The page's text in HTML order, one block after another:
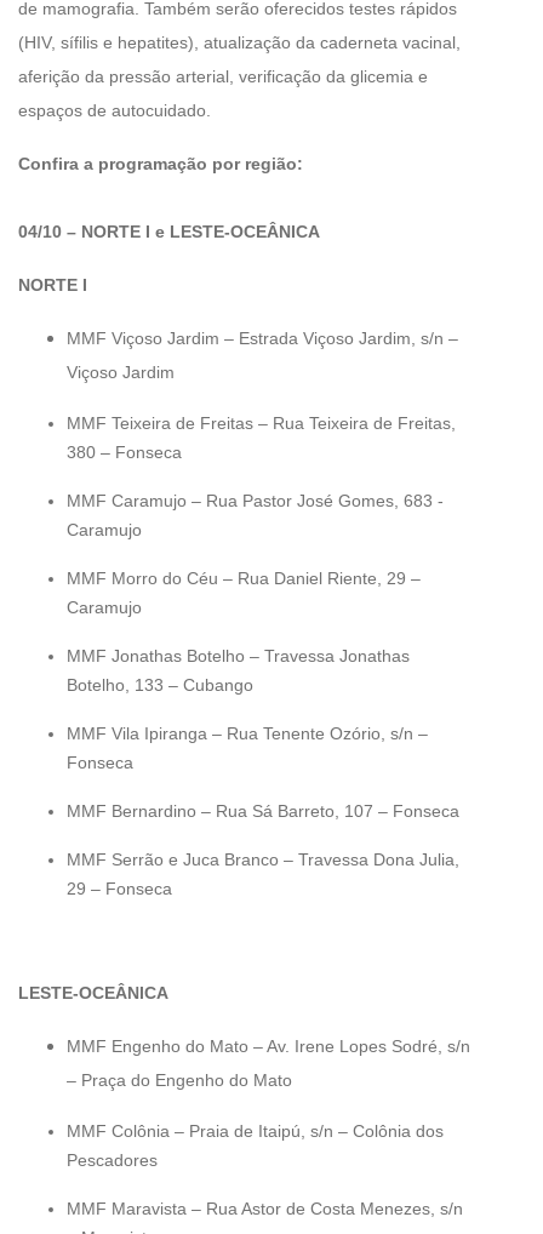
de mamografia. Também serão oferecidos testes rápidos
(HIV, sífilis e hepatites), atualização da caderneta vacinal,
aferição da pressão arterial, verificação da glicemia e
espaços de autocuidado.
Confira a programação por região:
04/10 – NORTE I e LESTE-OCEÂNICA
NORTE I
MMF Viçoso Jardim – Estrada Viçoso Jardim, s/n –
Viçoso Jardim
MMF Teixeira de Freitas – Rua Teixeira de Freitas,
380 – Fonseca
MMF Caramujo – Rua Pastor José Gomes, 683 -
Caramujo
MMF Morro do Céu – Rua Daniel Riente, 29 –
Caramujo
MMF Jonathas Botelho – Travessa Jonathas
Botelho, 133 – Cubango
MMF Vila Ipiranga – Rua Tenente Ozório, s/n –
Fonseca
MMF Bernardino – Rua Sá Barreto, 107 – Fonseca
MMF Serrão e Juca Branco – Travessa Dona Julia,
29 – Fonseca
LESTE-OCEÂNICA
MMF Engenho do Mato – Av. Irene Lopes Sodré, s/n
– Praça do Engenho do Mato
MMF Colônia – Praia de Itaipú, s/n – Colônia dos
Pescadores
MMF Maravista – Rua Astor de Costa Menezes, s/n